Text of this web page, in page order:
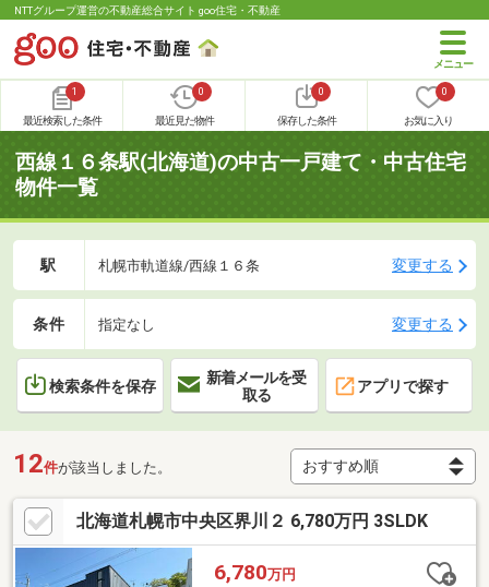
NTTグループ運営の不動産総合サイト goo住宅・不動産
1
最近検索した条件
0
最近見た物件
0
保存した条件
0
お気に入り
西線１６条駅(北海道)の中古一戸建て・中古住宅
物件一覧
駅 札幌市軌道線/西線１６条 変更する
条件 指定なし 変更する
検索条件を保存
新着メールを受
取る
アプリで探す
12件が該当しました。
北海道札幌市中央区界川２ 6,780万円 3SLDK
6,780万円